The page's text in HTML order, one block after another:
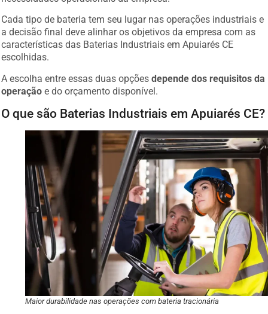
Cada tipo de bateria tem seu lugar nas operações industriais e
a decisão final deve alinhar os objetivos da empresa com as
características das Baterias Industriais em Apuiarés CE
escolhidas.
A escolha entre essas duas opções
depende dos requisitos da
operação
e do orçamento disponível.
O que são Baterias Industriais em Apuiarés CE?
Maior durabilidade nas operações com bateria tracionária